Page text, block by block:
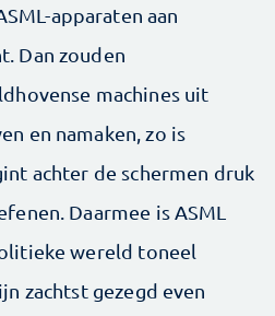
apparaten aan
Dan zouden
machines uit
en namaken, zo is
achter de schermen druk
Daarmee is ASML
wereld toneel
zachtst gezegd even